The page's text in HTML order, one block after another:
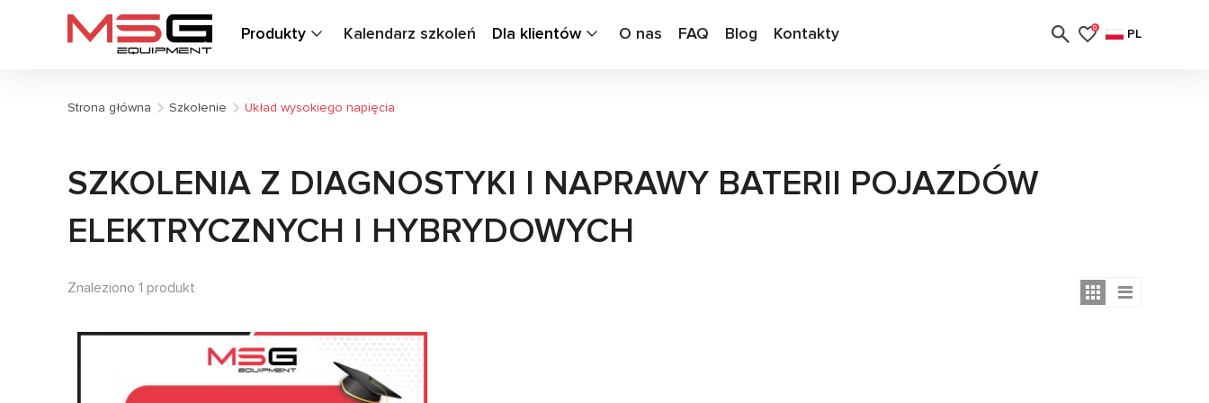
Produkty Kalendarz szkoleń Dla klientów O nas FAQ Blog Kontakty 0 PL
Strona główna Szkolenie Układ wysokiego napięcia
SZKOLENIA Z DIAGNOSTYKI I NAPRAWY BATERII POJAZDÓW
ELEKTRYCZNYCH I HYBRYDOWYCH
Znaleziono 1 produkt